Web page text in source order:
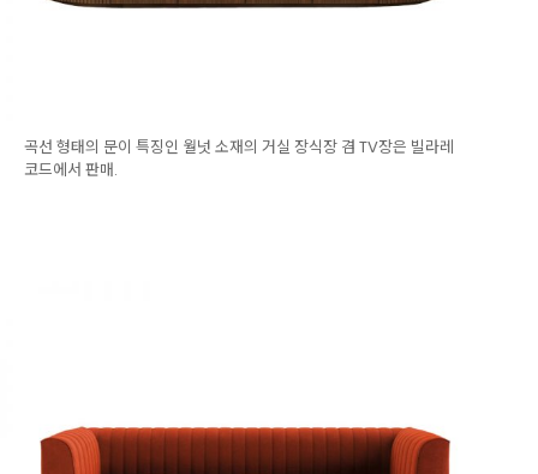
곡선 형태의 문이 특징인 월넛 소재의 거실 장식장 겸 TV장은 빌라레
코드에서 판매.